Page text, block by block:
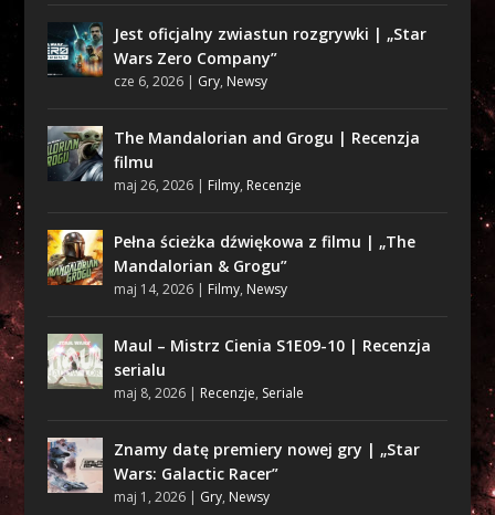
Jest oficjalny zwiastun rozgrywki | „Star
Wars Zero Company”
cze 6, 2026| Gry, Newsy
The Mandalorian and Grogu | Recenzja
filmu
maj 26, 2026| Filmy, Recenzje
Pełna ścieżka dźwiękowa z filmu | „The
Mandalorian & Grogu”
maj 14, 2026| Filmy, Newsy
Maul – Mistrz Cienia S1E09-10 | Recenzja
serialu
maj 8, 2026| Recenzje, Seriale
Znamy datę premiery nowej gry | „Star
Wars: Galactic Racer”
maj 1, 2026| Gry, Newsy